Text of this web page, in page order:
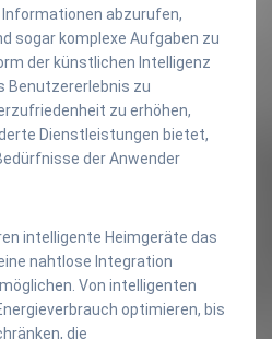
abzurufen,
sogar komplexe Aufgaben zu
der künstlichen Intelligenz
Benutzererlebnis zu
zu erhöhen,
Dienstleistungen bietet,
der Anwender
intelligente Heimgeräte das
nahtlose Integration
Von intelligenten
optimieren, bis
die